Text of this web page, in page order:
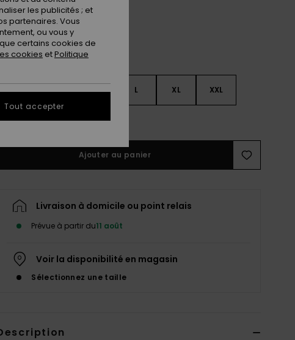
XS S M L XL XXL
Voir le Guide des tailles
Ajouter au panier
Livraison à domicile ou point relais
Prévue à partir du11 août
Voir la disponibilité en magasin
Sélectionnez une taille
les publicités ; et
partenaires. Vous
ou vous y
certains cookies de
cookies etPolitique
Tout accepter